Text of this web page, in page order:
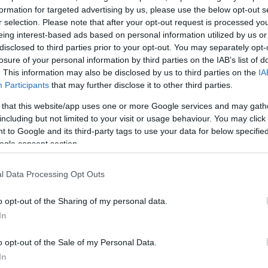
for targeted advertising by us, please use the below opt-out
selection. Please note that after your opt-out request is processed
interest-based ads based on personal information utilized by us
to third parties prior to your opt-out. You may separately
of your personal information by third parties on the IAB’s list of
This information may also be disclosed by us to third parties on the
Participants that may further disclose it to other third parties.
that this website/app uses one or more Google services and may
but not limited to your visit or usage behaviour. You may
to Google and its third-party tags to use your data for below
consent section.
Data Processing Opt Outs
opt-out of the Sharing of my personal data.
opt-out of the Sale of my Personal Data.
οποίες ο εισαγγελέας
, τελικώς πρότεινε
για την πράξη για την οποία
γυναίκα που καταγγέλλει
στο καμαρίνι τουτο 2010 στο
του λόγω αμφιβολιών
αν υπήρχε δόλος ή όχι από
για το εάν προϋπήρχε
χαρακτηριστικά,
λόγω πλείστων